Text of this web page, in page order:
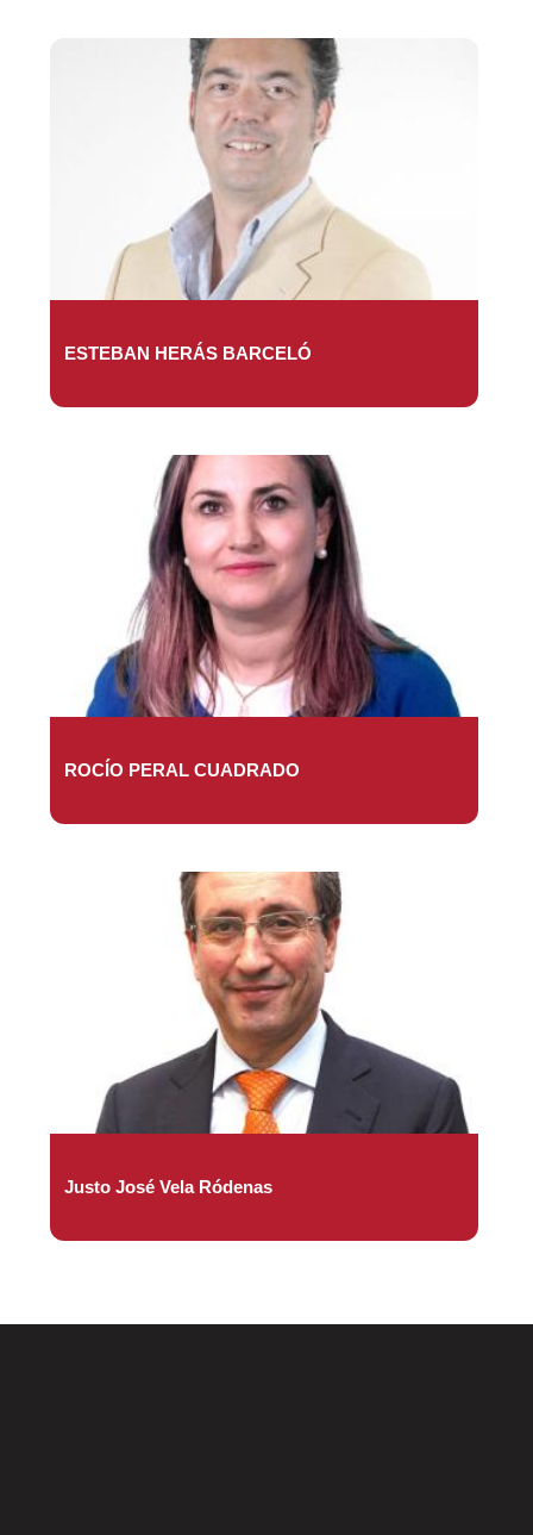
ESTEBAN HERÁS BARCELÓ
ROCÍO PERAL CUADRADO
Justo José Vela Ródenas